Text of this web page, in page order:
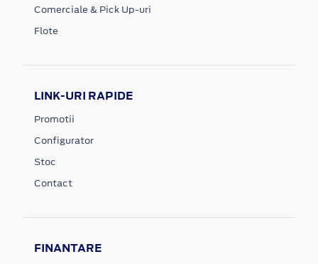
Comerciale & Pick Up-uri
Flote
LINK-URI RAPIDE
Promotii
Configurator
Stoc
Contact
FINANTARE